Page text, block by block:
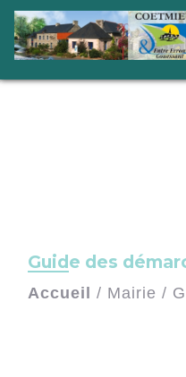
Guide des
Accueil / Mairie /